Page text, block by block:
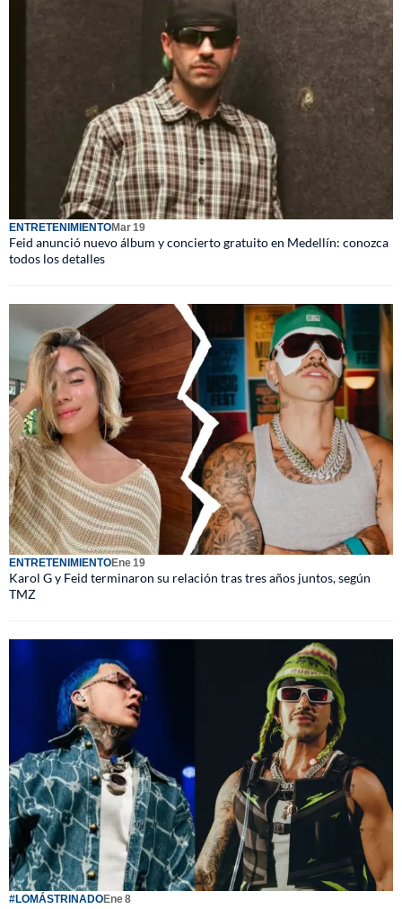
ENTRETENIMIENTOMar 19
Feid anunció nuevo álbum y concierto gratuito en Medellín: conozca
todos los detalles
ENTRETENIMIENTOEne 19
Karol G y Feid terminaron su relación tras tres años juntos, según
TMZ
#LOMÁSTRINADOEne 8